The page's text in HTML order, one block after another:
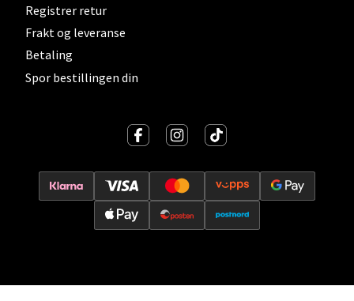
Registrer retur
Frakt og leveranse
Betaling
Spor bestillingen din
0 i butikk
Levanger - Magneten
Moafjæra 14, 7606 Levanger
Åpent i dag 10-20